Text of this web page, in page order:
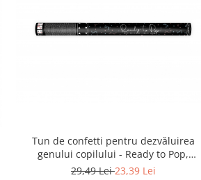
Tun de confetti pentru dezvăluirea
genului copilului - Ready to Pop,
albastru, 60cm
29,49 Lei23,39 Lei